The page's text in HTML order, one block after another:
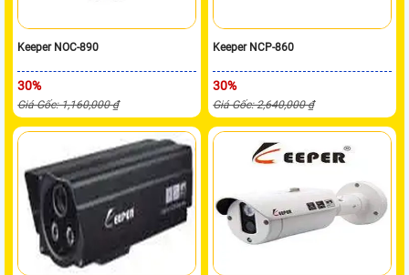
Keeper NOC-890
30%
Giá Gốc: 1,160,000 ₫
Keeper NCP-860
30%
Giá Gốc: 2,640,000 ₫